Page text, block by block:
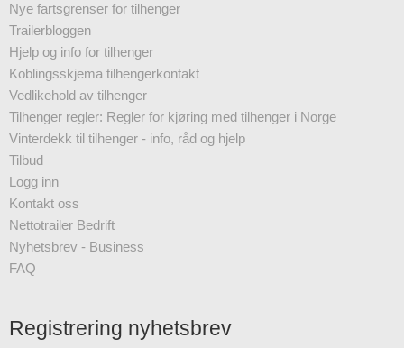
Nye fartsgrenser for tilhenger
Trailerbloggen
Hjelp og info for tilhenger
Koblingsskjema tilhengerkontakt
Vedlikehold av tilhenger
Tilhenger regler: Regler for kjøring med tilhenger i Norge
Vinterdekk til tilhenger - info, råd og hjelp
Tilbud
Logg inn
Kontakt oss
Nettotrailer Bedrift
Nyhetsbrev - Business
FAQ
Registrering nyhetsbrev